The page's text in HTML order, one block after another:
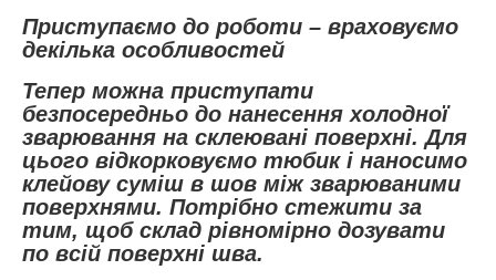
Приступаємо до роботи – враховуємо
декілька особливостей
Тепер можна приступати
безпосередньо до нанесення холодної
зварювання на склеювані поверхні. Для
цього відкорковуємо тюбик і наносимо
клейову суміш в шов між зварюваними
поверхнями. Потрібно стежити за
тим, щоб склад рівномірно дозувати
по всій поверхні шва.